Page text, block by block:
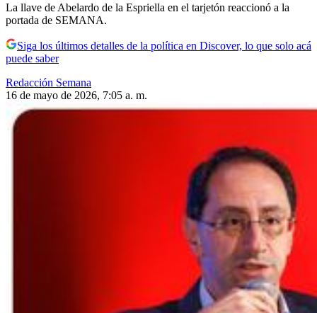
La llave de Abelardo de la Espriella en el tarjetón reaccionó a la
portada de SEMANA.
Siga los últimos detalles de la política en Discover, lo que solo acá
puede saber
Redacción Semana
16 de mayo de 2026, 7:05 a. m.